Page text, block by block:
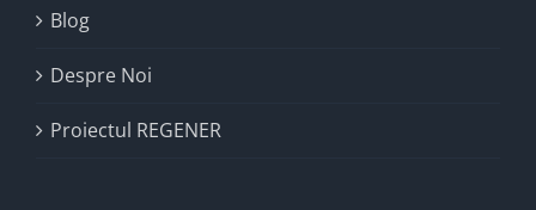
Blog
Despre Noi
Proiectul REGENER